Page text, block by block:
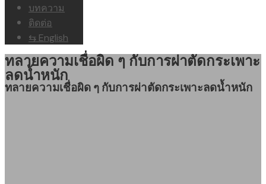
บทความ
ติดต่อ
⇆ English
ทลายความเชื่อผิด ๆ กับการผ่าตัดกระเพาะ
ลดน้ำหนัก
ทลายความเชื่อผิด ๆ กับการผ่าตัดกระเพาะลดน้ำหนัก